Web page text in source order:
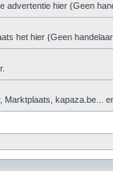
advertentie hier (Geen
het hier (Geen
Marktplaats, kapaza.be...